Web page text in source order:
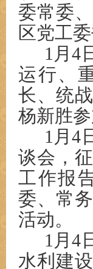
委常委
区党工
1月4
运行、
长、统
杨新胜参
1月4
谈会，
工作报
委、常
活动。
1月4
水利建